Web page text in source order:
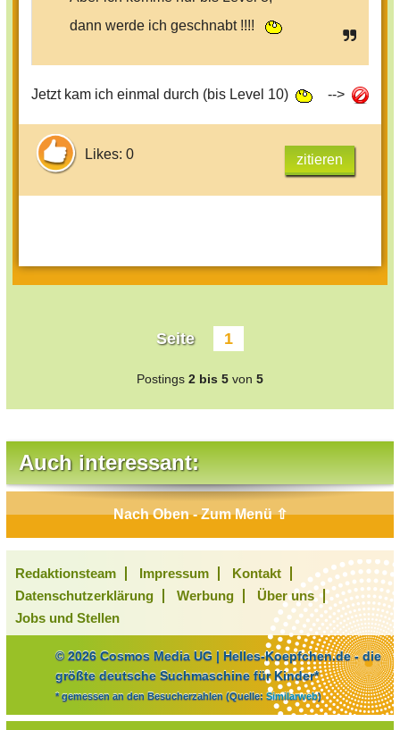
dann werde ich geschnabt !!!!
Jetzt kam ich einmal durch (bis Level 10) -->
Likes: 0 zitieren
Seite 1
Postings 2 bis 5 von 5
Auch interessant:
Nach Oben - Zum Menü ⇧
Redaktionsteam Impressum
Kontakt
Datenschutzerklärung
Werbung
Über uns
Jobs und Stellen
© 2026 Cosmos Media UG | Helles-Koepfchen.de - die
größte deutsche Suchmaschine für Kinder*
* gemessen an den Besucherzahlen (Quelle: Similarweb)